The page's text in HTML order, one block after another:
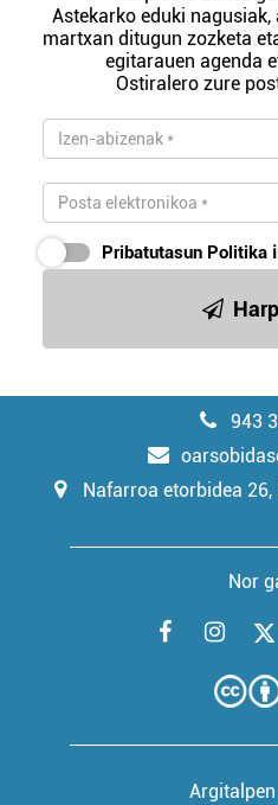
Astekarko eduki
martxan ditugun zozketa
egitarauen agenda
Ostiralero zure
Pribatutasun Politika
943
Nafarroa etorbidea
Nor